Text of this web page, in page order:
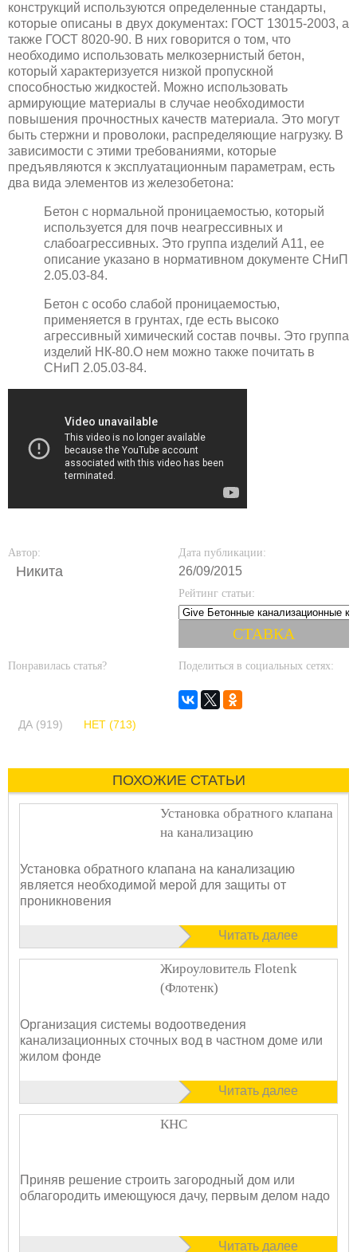
конструкций используются определенные стандарты,
которые описаны в двух документах: ГОСТ 13015-2003, а
также ГОСТ 8020-90. В них говорится о том, что
необходимо использовать мелкозернистый бетон,
который характеризуется низкой пропускной
способностью жидкостей. Можно использовать
армирующие материалы в случае необходимости
повышения прочностных качеств материала. Это могут
быть стержни и проволоки, распределяющие нагрузку. В
зависимости с этими требованиями, которые
предъявляются к эксплуатационным параметрам, есть
два вида элементов из железобетона:
Бетон с нормальной проницаемостью, который
используется для почв неагрессивных и
слабоагрессивных. Это группа изделий А11, ее
описание указано в нормативном документе СНиП
2.05.03-84.
Бетон с особо слабой проницаемостью,
применяется в грунтах, где есть высоко
агрессивный химический состав почвы. Это группа
изделий НК-80.О нем можно также почитать в
СНиП 2.05.03-84.
Автор:
Никита
Дата публикации:
26/09/2015
Рейтинг статьи:
Понравилась статья?
ДА (919) НЕТ (713)
Поделиться в социальных сетях:
ПОХОЖИЕ СТАТЬИ
Установка обратного клапана
на канализацию
Установка обратного клапана на канализацию
является необходимой мерой для защиты от
проникновения
Читать далее
Жироуловитель Flotenk
(Флотенк)
Организация системы водоотведения
канализационных сточных вод в частном доме или
жилом фонде
Читать далее
КНС
Приняв решение строить загородный дом или
облагородить имеющуюся дачу, первым делом надо
Читать далее